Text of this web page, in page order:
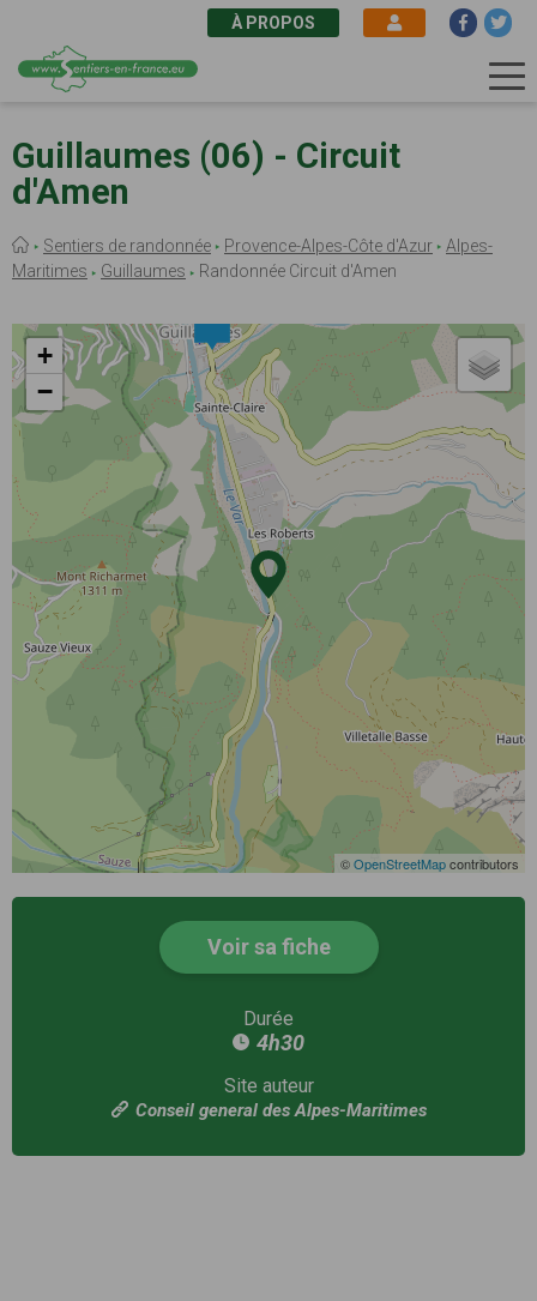
au
contenu
principal
À PROPOS
Guillaumes (06) - Circuit
d'Amen
Fil
d'Ariane
Sentiers de randonnée Provence-Alpes-Côte d'Azur
Alpes-
Maritimes
Guillaumes Randonnée Circuit d'Amen
+
−
©OpenStreetMapcontributors
Voir sa fiche
Durée
4h30
Site auteur
Conseil general des Alpes-Maritimes